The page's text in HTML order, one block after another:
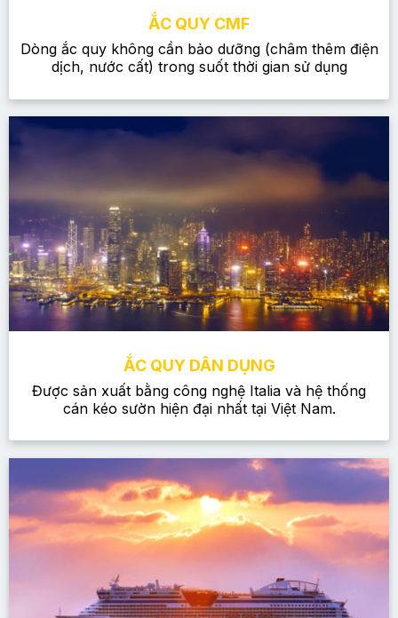
ẮC QUY CMF
Dòng ắc quy không cần bảo dưỡng (châm thêm điện
dịch, nước cất) trong suốt thời gian sử dụng
ẮC QUY DÂN DỤNG
Được sản xuất bằng công nghệ Italia và hệ thống
cán kéo sườn hiện đại nhất tại Việt Nam.